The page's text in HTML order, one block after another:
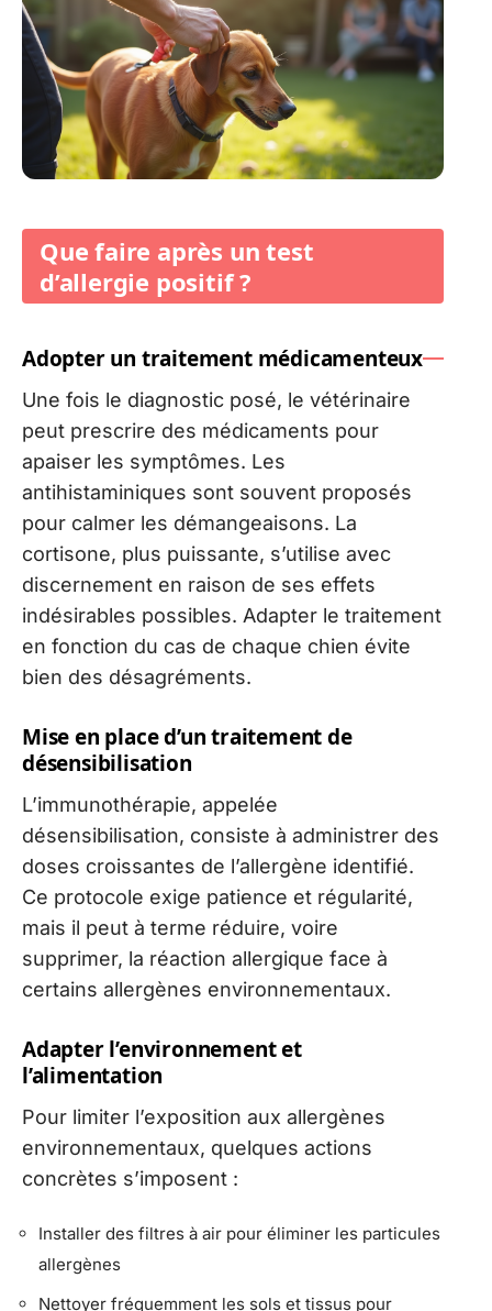
Que faire après un test
d’allergie positif ?
Adopter un traitement médicamenteux
Une fois le diagnostic posé, le vétérinaire
peut prescrire des médicaments pour
apaiser les symptômes. Les
antihistaminiques sont souvent proposés
pour calmer les démangeaisons. La
cortisone, plus puissante, s’utilise avec
discernement en raison de ses effets
indésirables possibles. Adapter le traitement
en fonction du cas de chaque chien évite
bien des désagréments.
Mise en place d’un traitement de
désensibilisation
L’immunothérapie, appelée
désensibilisation, consiste à administrer des
doses croissantes de l’allergène identifié.
Ce protocole exige patience et régularité,
mais il peut à terme réduire, voire
supprimer, la réaction allergique face à
certains allergènes environnementaux.
Adapter l’environnement et
l’alimentation
Pour limiter l’exposition aux allergènes
environnementaux, quelques actions
concrètes s’imposent :
Installer des filtres à air pour éliminer les particules
allergènes
Nettoyer fréquemment les sols et tissus pour